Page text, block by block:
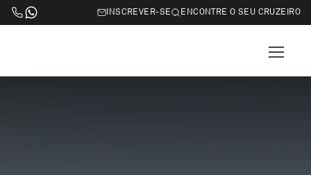
INSCREVER-SE ENCONTRE O SEU CRUZEIRO